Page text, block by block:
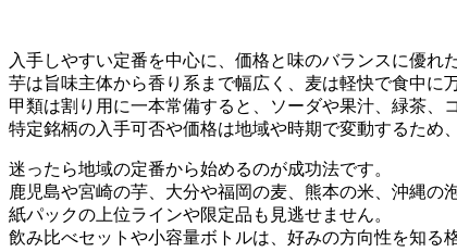
入手しやすい定番を中心に、価格と味のバランスに優れ
芋は旨味主体から香り系まで幅広く、麦は軽快で食中に
甲類は割り用に一本常備すると、ソーダや果汁、緑茶、
特定銘柄の入手可否や価格は地域や時期で変動するため
迷ったら地域の定番から始めるのが成功法です。
鹿児島や宮崎の芋、大分や福岡の麦、熊本の米、沖縄の
紙パックの上位ラインや限定品も見逃せません。
飲み比べセットや小容量ボトルは、好みの方向性を知る